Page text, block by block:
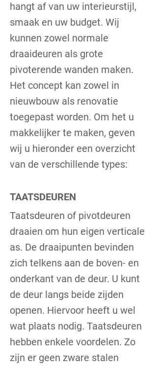
hangt af van uw interieurstijl,
smaak en uw budget. Wij
kunnen zowel normale
draaideuren als grote
pivoterende wanden maken.
Het concept kan zowel in
nieuwbouw als renovatie
toegepast worden. Om het u
makkelijker te maken, geven
wij u hieronder een overzicht
van de verschillende types:
TAATSDEUREN
Taatsdeuren of pivotdeuren
draaien om hun eigen verticale
as. De draaipunten bevinden
zich telkens aan de boven- en
onderkant van de deur. U kunt
de deur langs beide zijden
openen. Hiervoor heeft u wel
wat plaats nodig. Taatsdeuren
hebben enkele voordelen. Zo
zijn er geen zware stalen